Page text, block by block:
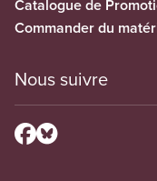
Catalogue de
Commander du
Nous suivre